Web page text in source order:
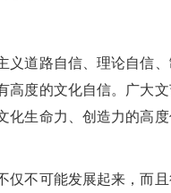
道路自信、理论自信、
高度的文化自信。广大
生命力、创造力的高度
不可能发展起来，而